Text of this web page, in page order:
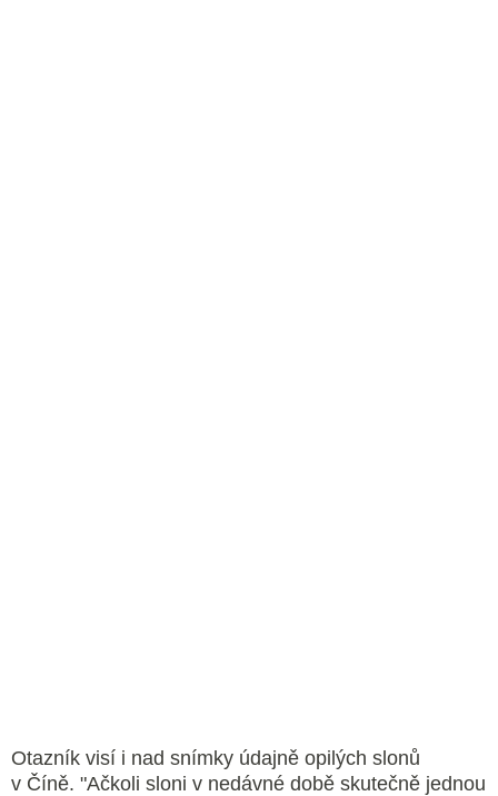
Otazník visí i nad snímky údajně opilých slonů
v Číně. "Ačkoli sloni v nedávné době skutečně jednou